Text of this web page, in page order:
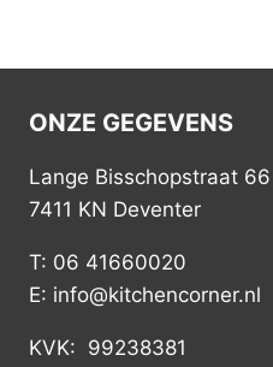
ONZE GEGEVENS
Lange Bisschopstraat 66
7411 KN Deventer
T: 06 41660020
E: info@kitchencorner.nl
KVK: 99238381